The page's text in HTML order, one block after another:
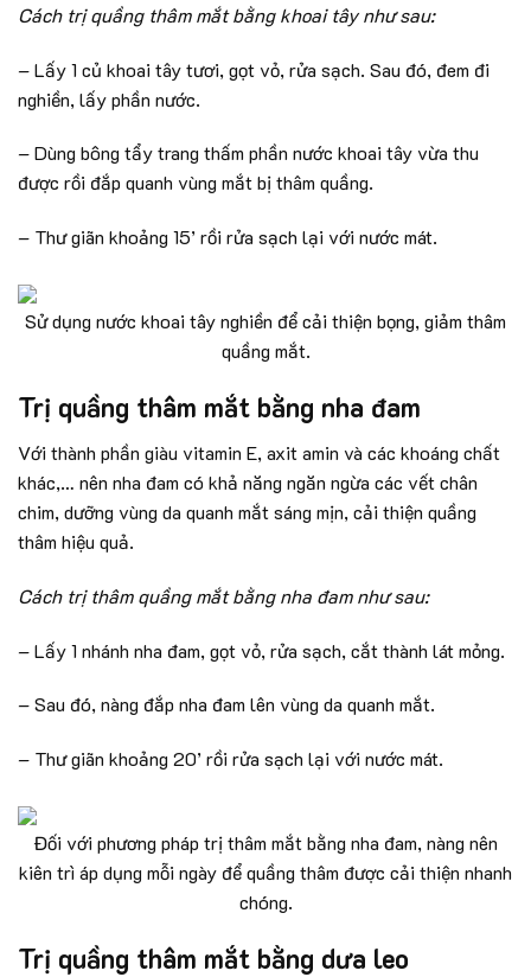
Cách trị quầng thâm mắt bằng khoai tây như sau:
– Lấy 1 củ khoai tây tươi, gọt vỏ, rửa sạch. Sau đó, đem đi
nghiền, lấy phần nước.
– Dùng bông tẩy trang thấm phần nước khoai tây vừa thu
được rồi đắp quanh vùng mắt bị thâm quầng.
– Thư giãn khoảng 15’ rồi rửa sạch lại với nước mát.
Sử dụng nước khoai tây nghiền để cải thiện bọng, giảm thâm
quầng mắt.
Trị quầng thâm mắt bằng nha đam
Với thành phần giàu vitamin E, axit amin và các khoáng chất
khác,… nên nha đam có khả năng ngăn ngừa các vết chân
chim, dưỡng vùng da quanh mắt sáng mịn, cải thiện quầng
thâm hiệu quả.
Cách trị thâm quầng mắt bằng nha đam như sau:
– Lấy 1 nhánh nha đam, gọt vỏ, rửa sạch, cắt thành lát mỏng.
– Sau đó, nàng đắp nha đam lên vùng da quanh mắt.
– Thư giãn khoảng 20’ rồi rửa sạch lại với nước mát.
Đối với phương pháp trị thâm mắt bằng nha đam, nàng nên
kiên trì áp dụng mỗi ngày để quầng thâm được cải thiện nhanh
chóng.
Trị quầng thâm mắt bằng dưa leo